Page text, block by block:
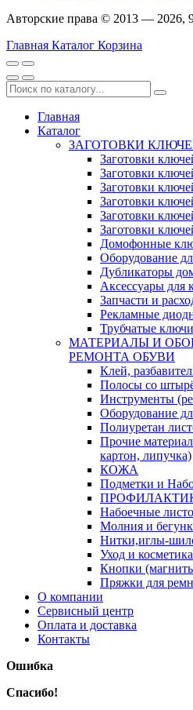
Авторские права © 2013 — 2026,
Главная Каталог Корзина
Главная
Каталог
ЗАГОТОВКИ
Заготовки
Заготовки
Заготовки
Заготовки
Заготовки
Заготовки
Домофонные
Оборудование
Дубликаторы
Аксессуары для
Запчасти и
Рекламные
Трубчатые ключи
МАТЕРИАЛЫ И
РЕМОНТА ОБУВИ
Клей,
Полосы со
Инструменты
Оборудование
Полиуретан
Прочие
картон, липучка)
КОЖА
Подметки и
Набоечные
Молния и
Нитки,иглы-
Уход и
Кнопки
Пряжки для
О компании
Сервисный центр
Оплата и доставка
Контакты
Ошибка
Спасибо!